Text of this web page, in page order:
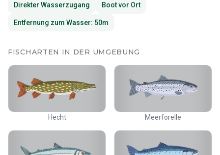
Direkter Wasserzugang Boot vor Ort
Entfernung zum Wasser: 50m
FISCHARTEN IN DER UMGEBUNG
Hecht Meerforelle